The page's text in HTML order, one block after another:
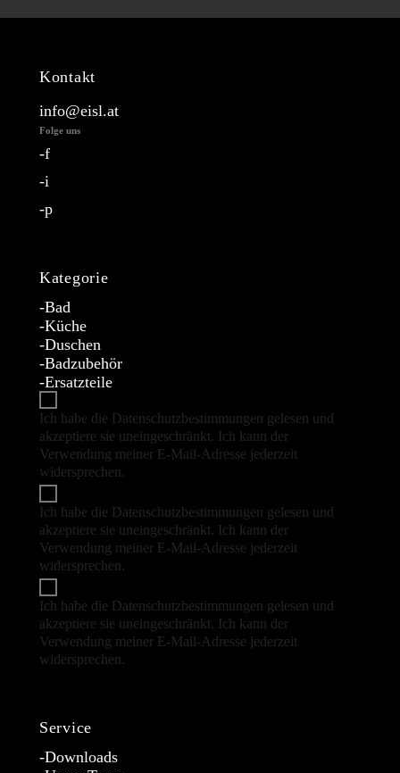
Kontakt
info@eisl.at
Folge uns
f
i
p
Kategorie
Bad
Küche
Duschen
Badzubehör
Ersatzteile
Ich habe die Datenschutzbestimmungen gelesen und
akzeptiere sie uneingeschränkt. Ich kann der
Verwendung meiner E-Mail-Adresse jederzeit
widersprechen.
Ich habe die Datenschutzbestimmungen gelesen und
akzeptiere sie uneingeschränkt. Ich kann der
Verwendung meiner E-Mail-Adresse jederzeit
widersprechen.
Ich habe die Datenschutzbestimmungen gelesen und
akzeptiere sie uneingeschränkt. Ich kann der
Verwendung meiner E-Mail-Adresse jederzeit
widersprechen.
Service
Downloads